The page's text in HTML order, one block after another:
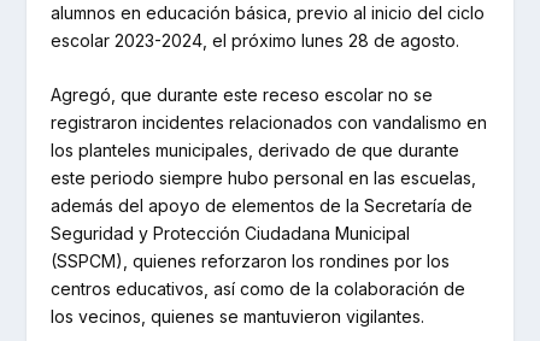
alumnos en educación básica, previo al inicio del ciclo
escolar 2023-2024, el próximo lunes 28 de agosto.
Agregó, que durante este receso escolar no se
registraron incidentes relacionados con vandalismo en
los planteles municipales, derivado de que durante
este periodo siempre hubo personal en las escuelas,
además del apoyo de elementos de la Secretaría de
Seguridad y Protección Ciudadana Municipal
(SSPCM), quienes reforzaron los rondines por los
centros educativos, así como de la colaboración de
los vecinos, quienes se mantuvieron vigilantes.